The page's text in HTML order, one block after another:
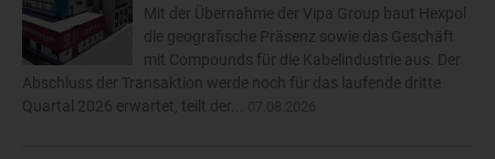
Mit der Übernahme der Vipa Group baut Hexpol
die geografische Präsenz sowie das Geschäft
mit Compounds für die Kabelindustrie aus. Der
Abschluss der Transaktion werde noch für das laufende dritte
Quartal 2026 erwartet, teilt der...